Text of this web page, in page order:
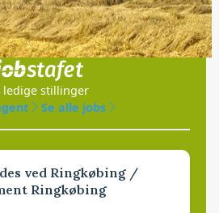
Jobs
med
ledige stillinger
Se alle jobs
ved Ringkøbing /
Ringkøbing